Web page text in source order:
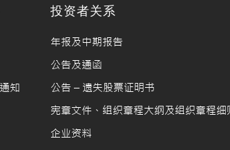
知
投资者关系
年报及中期报告
公告及通函
公告 – 遗失股票证明书
宪章文件、组织章程大纲及组织章程细
企业资料